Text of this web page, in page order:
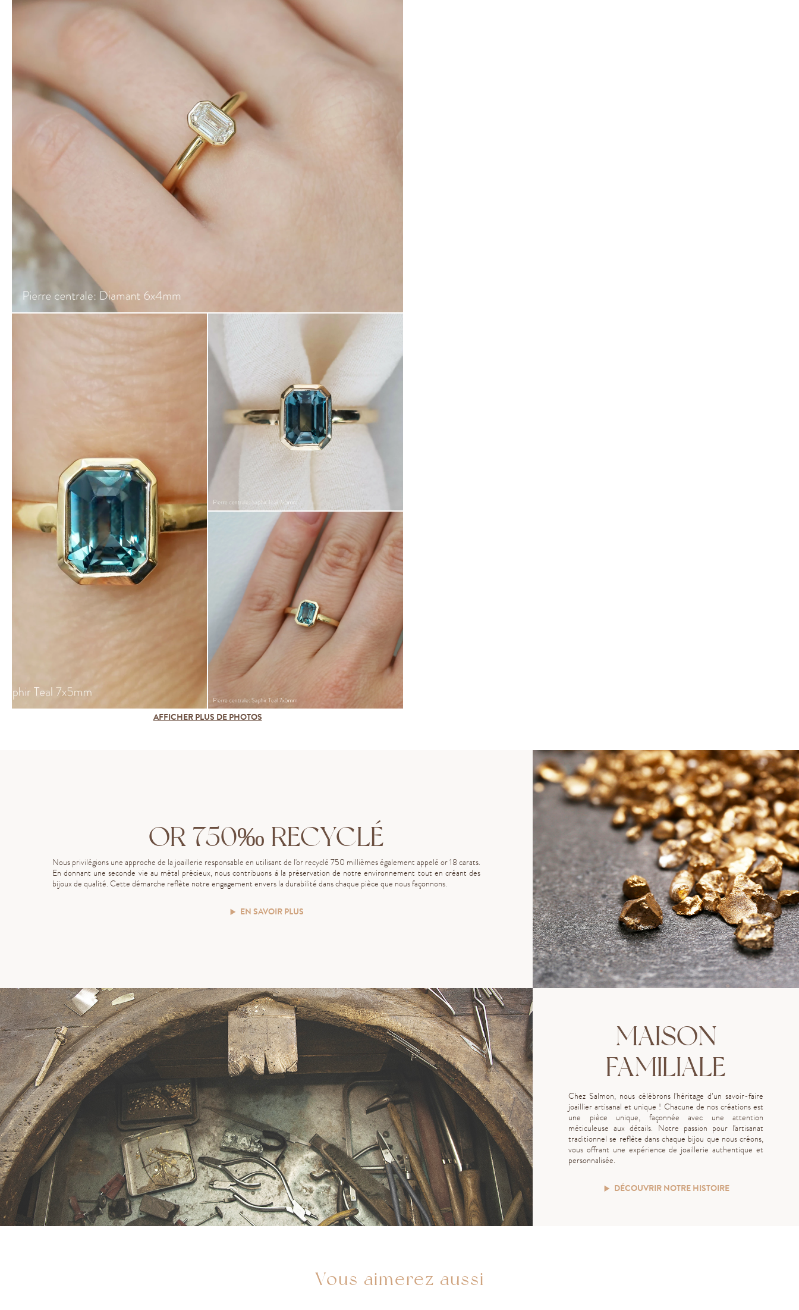
AFFICHER PLUS DE PHOTOS
OR 750‰ RECYCLÉ
Nous privilégions une approche de la joaillerie responsable en utilisant de l'or recyclé 750 millièmes également appelé or 18 carats.
En donnant une seconde vie au métal précieux, nous contribuons à la préservation de notre environnement tout en créant des
bijoux de qualité. Cette démarche reflète notre engagement envers la durabilité dans chaque pièce que nous façonnons.
EN SAVOIR PLUS
MAISON
FAMILIALE
Chez Salmon, nous célébrons l'héritage d’un savoir-faire
joaillier artisanal et unique ! Chacune de nos créations est
une pièce unique, façonnée avec une attention
méticuleuse aux détails. Notre passion pour l'artisanat
traditionnel se reflète dans chaque bijou que nous créons,
vous offrant une expérience de joaillerie authentique et
personnalisée.
DÉCOUVRIR NOTRE HISTOIRE
Vous aimerez aussi